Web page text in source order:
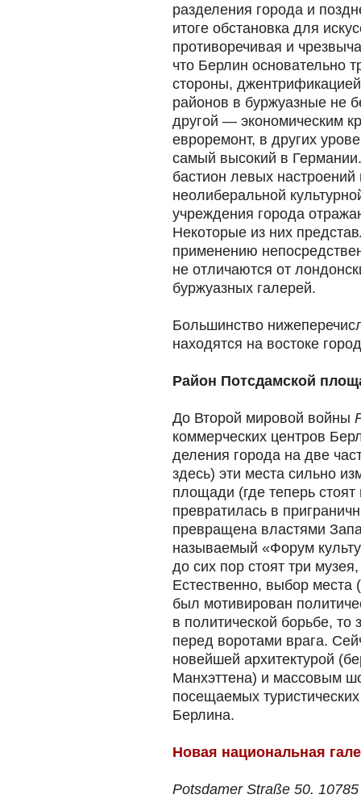
разделения города и
итоге обстановка для
противоречивая и
что Берлин основательно
стороны,
районов в буржуазные не
другой — экономическим
евроремонт, в других
самый высокий в
бастион левых
неолиберальной
учреждения города
Некоторые из них
применению
не отличаются от
буржуазных галерей.
Большинство
находятся на востоке
Район Потсдамской
До Второй мировой войны
коммерческих центров
деления города на две
здесь) эти места сильно
площади (где теперь
превратилась в
превращена властями
называемый «Форум
до сих пор стоят три
Естественно, выбор места
был мотивирован
в политической борьбе, то
перед воротами врага.
новейшей архитектурой
Манхэттена) и массовым
посещаемых
Берлина.
Новая национальная
Potsdamer Straße 50.